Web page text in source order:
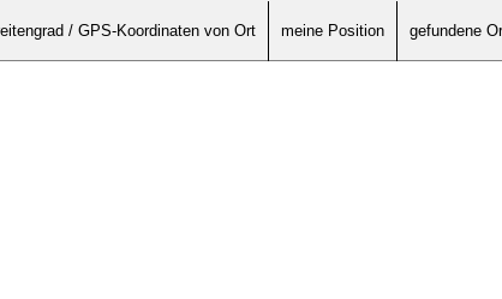
/ GPS-Koordinaten von Ort meine Position gefundene